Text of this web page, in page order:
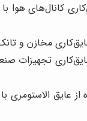
کانال‌های هوا
مخازن و
تجهیزات
از عایق